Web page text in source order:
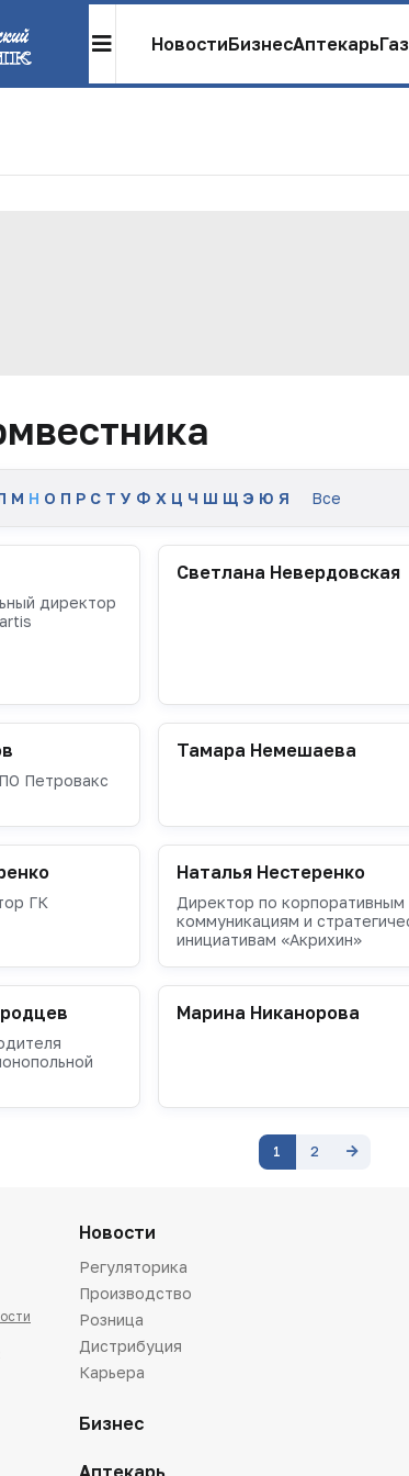
НовостиБизнесАптекарь
М Н О П Р С Т У Ф Х Ц Ч Ш Щ Э Ю Я Все
директор
Светлана Невердовская
Петровакс
Тамара Немешаева
ГК
Наталья Нестеренко
Директор по корпоративным
коммуникациям и
инициативам «Акрихин»
Марина Никанорова
1 2
Новости
Регуляторика
Производство
Розница
Дистрибуция
Карьера
Бизнес